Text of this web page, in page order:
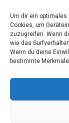
Um dir ein optimales
Cookies, um
zuzugreifen. Wenn
wie das
Wenn du deine
bestimmte